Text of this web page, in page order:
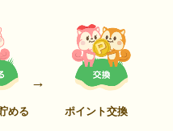
める ポイント交換